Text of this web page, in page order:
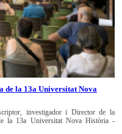
de la 13a Universitat Nova
investigador i Director de la
la 13a Universitat Nova Història -